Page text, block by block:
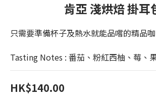
or drig bag
購買任何 Dick Taylor Bean to Bar Craft
免本地免運費恆溫送貨 - 滿 $700 送
WHISKEY BARREL AGED 威士忌酒桶熟成
肯亞 淺烘焙 掛耳
只需要準備杯子及熱水就能品嚐的精品
Tasting Notes : 番茄、粉紅西柚、莓、
HK$140.00